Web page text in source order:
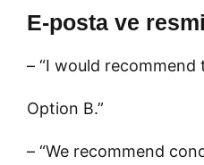
E-posta ve
– “I would
Option B.”
– “We recommend